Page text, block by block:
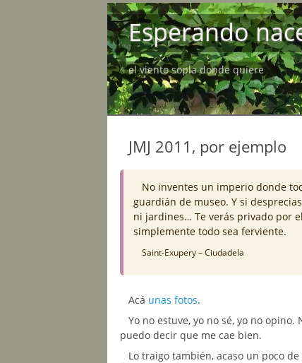
Esperando
el viento sopla donde quiere
JMJ 2011, por ejemplo
No inventes un imperio donde
guardián de museo. Y si
ni jardines… Te verás privado por
simplemente todo sea ferviente.
Saint-Exupery – Ciudadela
Acá unas fotos.
Yo no estuve, yo no sé, yo no
puedo decir que me cae bien.
Lo traigo también, acaso un poco